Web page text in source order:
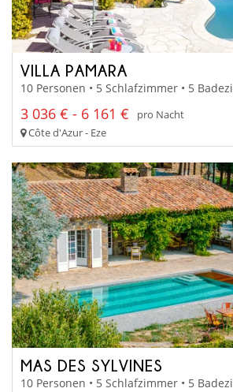
VILLA PAMARA
10 Personen • 5 Schlafzimmer • 5
3 036 € - 6 161 €
pro Nacht
Côte d'Azur - Eze
MAS DES SYLVINES
10 Personen • 5 Schlafzimmer • 5